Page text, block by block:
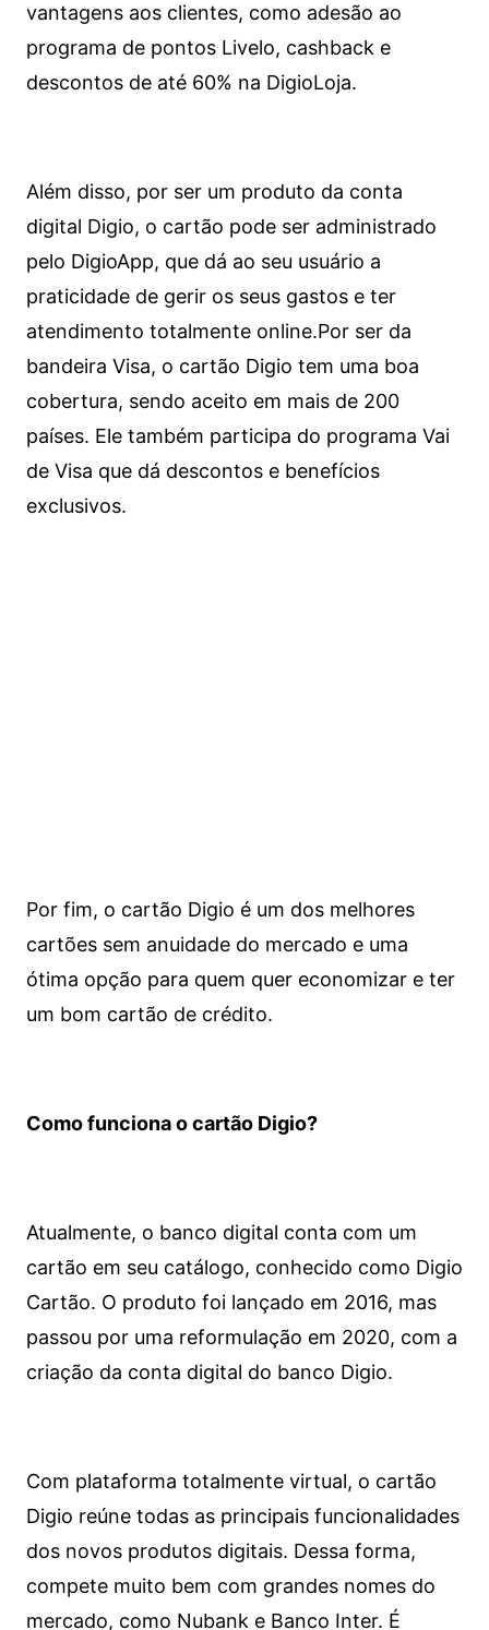
vantagens aos clientes, como adesão ao
programa de pontos Livelo, cashback e
descontos de até 60% na DigioLoja.
Além disso, por ser um produto da conta
digital Digio, o cartão pode ser administrado
pelo DigioApp, que dá ao seu usuário a
praticidade de gerir os seus gastos e ter
atendimento totalmente online.Por ser da
bandeira Visa, o cartão Digio tem uma boa
cobertura, sendo aceito em mais de 200
países. Ele também participa do programa Vai
de Visa que dá descontos e benefícios
exclusivos.
Por fim, o cartão Digio é um dos melhores
cartões sem anuidade do mercado e uma
ótima opção para quem quer economizar e ter
um bom cartão de crédito.
Como funciona o cartão Digio?
Atualmente, o banco digital conta com um
cartão em seu catálogo, conhecido como Digio
Cartão. O produto foi lançado em 2016, mas
passou por uma reformulação em 2020, com a
criação da conta digital do banco Digio.
Com plataforma totalmente virtual, o cartão
Digio reúne todas as principais funcionalidades
dos novos produtos digitais. Dessa forma,
compete muito bem com grandes nomes do
mercado, como Nubank e Banco Inter. É